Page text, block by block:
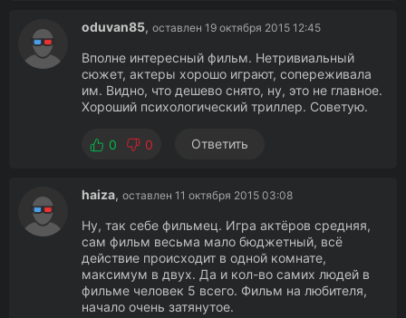
oduvan85, оставлен 19 октября 2015 12:45
Вполне интересный фильм. Нетривиальный
сюжет, актеры хорошо играют, сопереживала
им. Видно, что дешево снято, ну, это не главное.
Хороший психологический триллер. Советую.
0 0 Ответить
haiza, оставлен 11 октября 2015 03:08
Ну, так себе фильмец. Игра актёров средняя,
сам фильм весьма мало бюджетный, всё
действие происходит в одной комнате,
максимум в двух. Да и кол-во самих людей в
фильме человек 5 всего. Фильм на любителя,
начало очень затянутое.